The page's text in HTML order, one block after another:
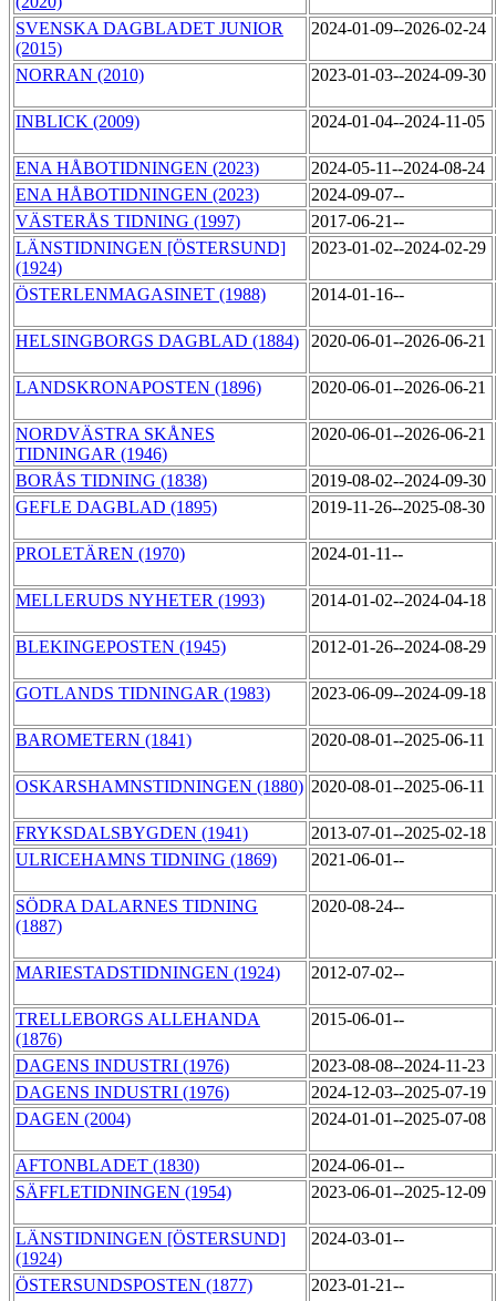
SVENSKA DAGBLADET JUNIOR
(2015)
2024-01-09--2026-02-24
NORRAN (2010) 2023-01-03--2024-09-30
INBLICK (2009) 2024-01-04--2024-11-05
ENA HÅBOTIDNINGEN (2023)
2024-05-11--2024-08-24
ENA HÅBOTIDNINGEN (2023)
2024-09-07--
VÄSTERÅS TIDNING (1997)
2017-06-21--
LÄNSTIDNINGEN [ÖSTERSUND]
(1924)
2023-01-02--2024-02-29
ÖSTERLENMAGASINET (1988) 2014-01-16--
HELSINGBORGS DAGBLAD (1884) 2020-06-01--2026-06-21
LANDSKRONAPOSTEN (1896) 2020-06-01--2026-06-21
NORDVÄSTRA SKÅNES
TIDNINGAR (1946)
2020-06-01--2026-06-21
BORÅS TIDNING (1838)
2019-08-02--2024-09-30
GEFLE DAGBLAD (1895)
2019-11-26--2025-08-30
PROLETÄREN (1970) 2024-01-11--
MELLERUDS NYHETER (1993) 2014-01-02--2024-04-18
BLEKINGEPOSTEN (1945) 2012-01-26--2024-08-29
GOTLANDS TIDNINGAR (1983) 2023-06-09--2024-09-18
BAROMETERN (1841) 2020-08-01--2025-06-11
OSKARSHAMNSTIDNINGEN (1880) 2020-08-01--2025-06-11
FRYKSDALSBYGDEN (1941)
2013-07-01--2025-02-18
ULRICEHAMNS TIDNING (1869)
2021-06-01--
SÖDRA DALARNES TIDNING
(1887)
2020-08-24--
MARIESTADSTIDNINGEN (1924) 2012-07-02--
TRELLEBORGS ALLEHANDA
(1876)
2015-06-01--
DAGENS INDUSTRI (1976)
2023-08-08--2024-11-23
DAGENS INDUSTRI (1976)
2024-12-03--2025-07-19
DAGEN (2004)
2024-01-01--2025-07-08
AFTONBLADET (1830)
2024-06-01--
SÄFFLETIDNINGEN (1954)
2023-06-01--2025-12-09
LÄNSTIDNINGEN [ÖSTERSUND]
(1924)
2024-03-01--
ÖSTERSUNDSPOSTEN (1877) 2023-01-21--